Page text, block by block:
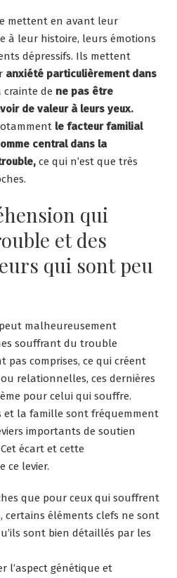
mettent en avant leur
à leur histoire, leurs émotions
dépressifs. Ils mettent
anxiété particulièrement dans
crainte de ne pas être
de valeur à leurs yeux.
le facteur familial
central dans la
ce qui n’est que très
qui
et des
qui sont peu
malheureusement
souffrant du trouble
pas comprises, ce qui créent
relationnelles, ces dernières
pour celui qui souffre.
et la famille sont fréquemment
importants de soutien
écart et cette
ce levier.
que pour ceux qui souffrent
certains éléments clefs ne sont
sont bien détaillés par les
l’aspect génétique et